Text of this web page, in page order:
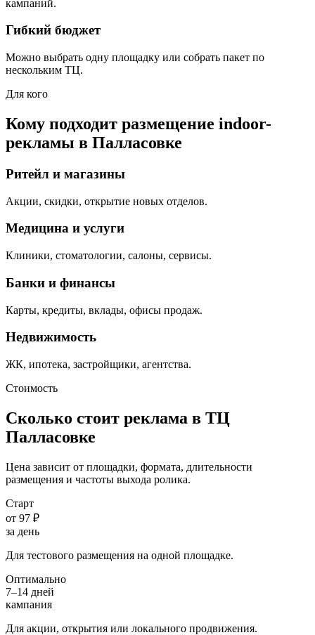
кампаний.
Гибкий бюджет
Можно выбрать одну площадку или собрать пакет по
нескольким ТЦ.
Для кого
Кому подходит размещение indoor-
рекламы в Палласовке
Ритейл и магазины
Акции, скидки, открытие новых отделов.
Медицина и услуги
Клиники, стоматологии, салоны, сервисы.
Банки и финансы
Карты, кредиты, вклады, офисы продаж.
Недвижимость
ЖК, ипотека, застройщики, агентства.
Стоимость
Сколько стоит реклама в ТЦ
Палласовке
Цена зависит от площадки, формата, длительности
размещения и частоты выхода ролика.
Старт
от 97 ₽
за день
Для тестового размещения на одной площадке.
Оптимально
7–14 дней
кампания
Для акции, открытия или локального продвижения.